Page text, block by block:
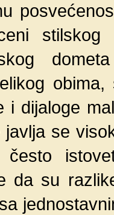
i dijaloge
se
da su